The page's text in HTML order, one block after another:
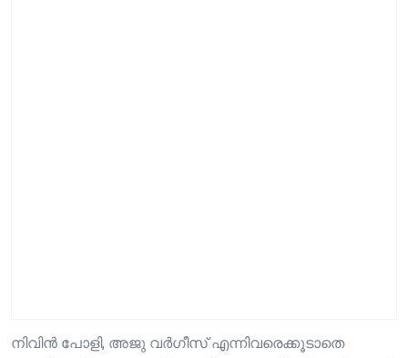
നിവിൻ പോളി, അജു വർഗീസ് എന്നിവരെക്കൂടാതെ